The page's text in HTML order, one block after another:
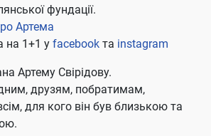
фундації.
Артема
на 1+1 у facebook та instagram
Артему Свірідову.
друзям, побратимам,
для кого він був близькою та